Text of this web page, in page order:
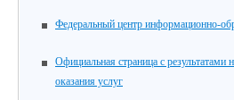
Федеральный центр информационно-
Официальная страница с результатами
оказания услуг